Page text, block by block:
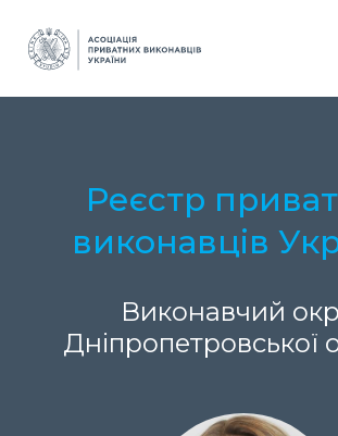
Реєстр
виконавців
Виконавчий
Дніпропетровської